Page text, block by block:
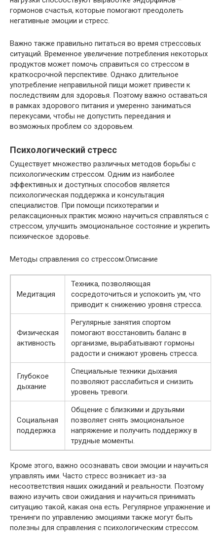
гормонов счастья, которые помогают преодолеть
негативные эмоции и стресс.
Важно также правильно питаться во время стрессовых
ситуаций. Временное увеличение потребления некоторых
продуктов может помочь справиться со стрессом в
краткосрочной перспективе. Однако длительное
употребление неправильной пищи может привести к
последствиям для здоровья. Поэтому важно оставаться
в рамках здорового питания и умеренно заниматься
перекусами, чтобы не допустить переедания и
возможных проблем со здоровьем.
Психологический стресс
Существует множество различных методов борьбы с
психологическим стрессом. Одним из наиболее
эффективных и доступных способов является
психологическая поддержка и консультация
специалистов. При помощи психотерапии и
релаксационных практик можно научиться справляться с
стрессом, улучшить эмоциональное состояние и укрепить
психическое здоровье.
Методы справления со стрессом:Описание
Медитация
Техника, позволяющая
сосредоточиться и успокоить ум, что
приводит к снижению уровня стресса.
Физическая
активность
Регулярные занятия спортом
помогают восстановить баланс в
организме, вырабатывают гормоны
радости и снижают уровень стресса.
Глубокое
дыхание
Специальные техники дыхания
позволяют расслабиться и снизить
уровень тревоги.
Социальная
поддержка
Общение с близкими и друзьями
позволяет снять эмоциональное
напряжение и получить поддержку в
трудные моменты.
Кроме этого, важно осознавать свои эмоции и научиться
управлять ими. Часто стресс возникает из-за
несоответствия наших ожиданий и реальности. Поэтому
важно изучить свои ожидания и научиться принимать
ситуацию такой, какая она есть. Регулярное упражнение и
тренинги по управлению эмоциями также могут быть
полезны для справления с психологическим стрессом.